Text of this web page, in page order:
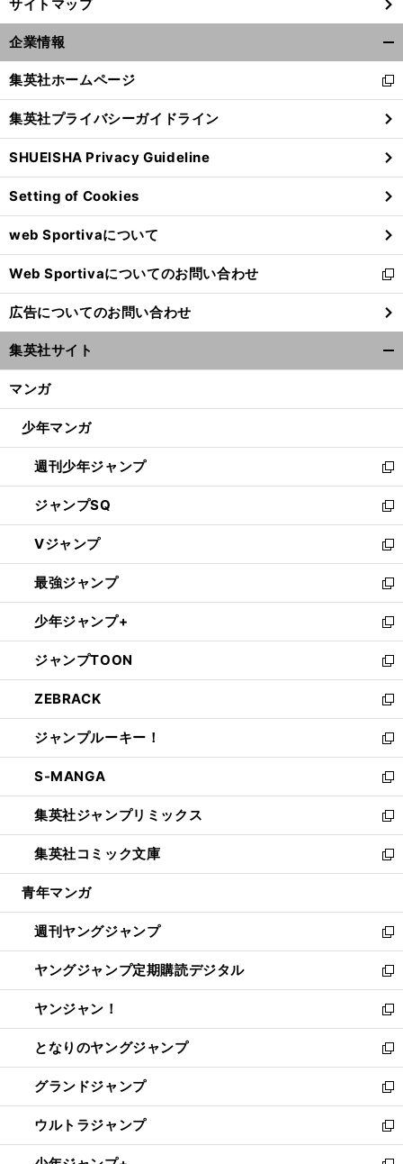
サイトマップ
企業情報
閉
る
集英社ホームページ
新
し
い
ウ
ィ
ン
ド
ウ
で
開
く
集英社プライバシーガイドライン
SHUEISHA Privacy Guideline
Setting of Cookies
web Sportivaについて
Web Sportivaについてのお問い合わせ
新
し
い
ウ
ィ
ン
ウ
開
く
広告についてのお問い合わせ
集英社サイト
マンガ
少年マンガ
週刊少年ジャンプ
新
し
い
ウ
ィ
ン
ド
ウ
で
開
く
ジャンプSQ
新
し
い
ウ
ィ
ン
ド
ウ
で
開
く
Vジャンプ
新
し
い
ウ
ィ
ン
ド
ウ
で
開
く
最強ジャンプ
新
し
い
ウ
ィ
ン
ド
ウ
で
開
く
少年ジャンプ+
新
し
い
ウ
ィ
ン
ド
ウ
で
開
く
ジャンプTOON
新
し
い
ウ
ィ
ン
ド
ウ
で
開
く
ZEBRACK
新
し
い
ウ
ィ
ン
ド
ウ
で
開
ジャンプルーキー！
新
し
い
ウ
ィ
ン
ド
ウ
開
く
S-MANGA
新
し
い
ウ
ィ
ン
ウ
で
開
く
集英社ジャンプリミックス
新
し
い
ウ
ン
ド
ウ
で
開
く
集英社コミック文庫
新
し
ウ
ィ
ン
ド
ウ
で
開
く
青年マンガ
週刊ヤングジャンプ
新
し
い
ウ
ィ
ン
ド
ウ
で
開
く
ヤングジャンプ定期購読デジタル
新
し
い
ウ
ィ
ン
ド
ウ
で
開
ヤンジャン！
新
し
い
ウ
ィ
ン
ド
ウ
となりのヤングジャンプ
新
し
い
ウ
ィ
ン
グランドジャンプ
新
し
い
ウ
ウルトラジャンプ
新
し